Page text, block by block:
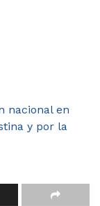
nacional en
y por la